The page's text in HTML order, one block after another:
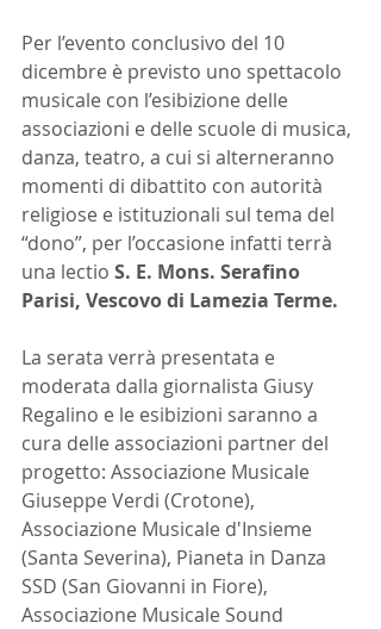
Per l’evento conclusivo del 10
dicembre è previsto uno spettacolo
musicale con l’esibizione delle
associazioni e delle scuole di musica,
danza, teatro, a cui si alterneranno
momenti di dibattito con autorità
religiose e istituzionali sul tema del
“dono”, per l’occasione infatti terrà
una lectio S. E. Mons. Serafino
Parisi, Vescovo di Lamezia Terme.
La serata verrà presentata e
moderata dalla giornalista Giusy
Regalino e le esibizioni saranno a
cura delle associazioni partner del
progetto: Associazione Musicale
Giuseppe Verdi (Crotone),
Associazione Musicale d'Insieme
(Santa Severina), Pianeta in Danza
SSD (San Giovanni in Fiore),
Associazione Musicale Sound